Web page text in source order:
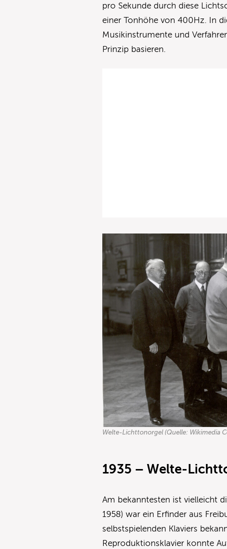
pro Sekunde durch diese
einer Tonhöhe von 400Hz. In
Musikinstrumente und
Prinzip basieren.
Welte-Lichttonorgel (Quelle: Wikimedia
1935 – Welte-
Am bekanntesten ist vielleicht
1958) war ein Erfinder aus
selbstspielenden Klaviers
Reproduktionsklavier konnte